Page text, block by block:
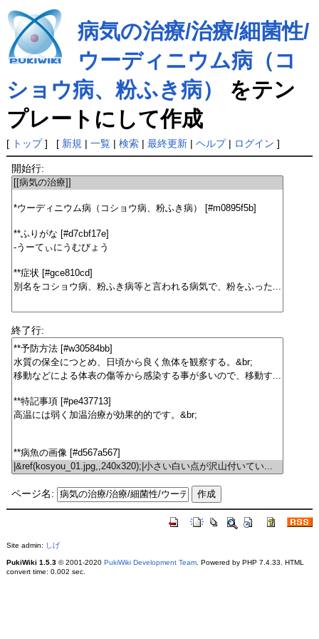
病気の治療/治療/細菌性/
ウーディニウム病（コ
ショウ病、粉ふき病）
をテン
プレートにして作成
[ トップ] [ 新規 | 一覧| 検索| 最終更新| ヘルプ| ログイン ]
開始行:
終了行:
ページ名:
Site admin: しげ
PukiWiki 1.5.3© 2001-2020 PukiWiki Development Team. Powered by PHP 7.4.33. HTML
convert time: 0.002 sec.